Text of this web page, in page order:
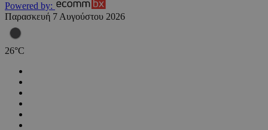
Powered by:
Παρασκευή 7 Αυγούστου 2026
26°C